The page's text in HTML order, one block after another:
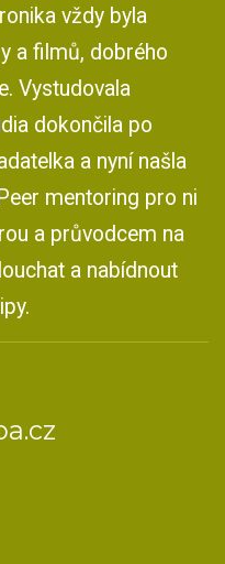
vždy byla
a filmů, dobrého
Vystudovala
dokončila po
a nyní našla
mentoring pro ni
a průvodcem na
a nabídnout